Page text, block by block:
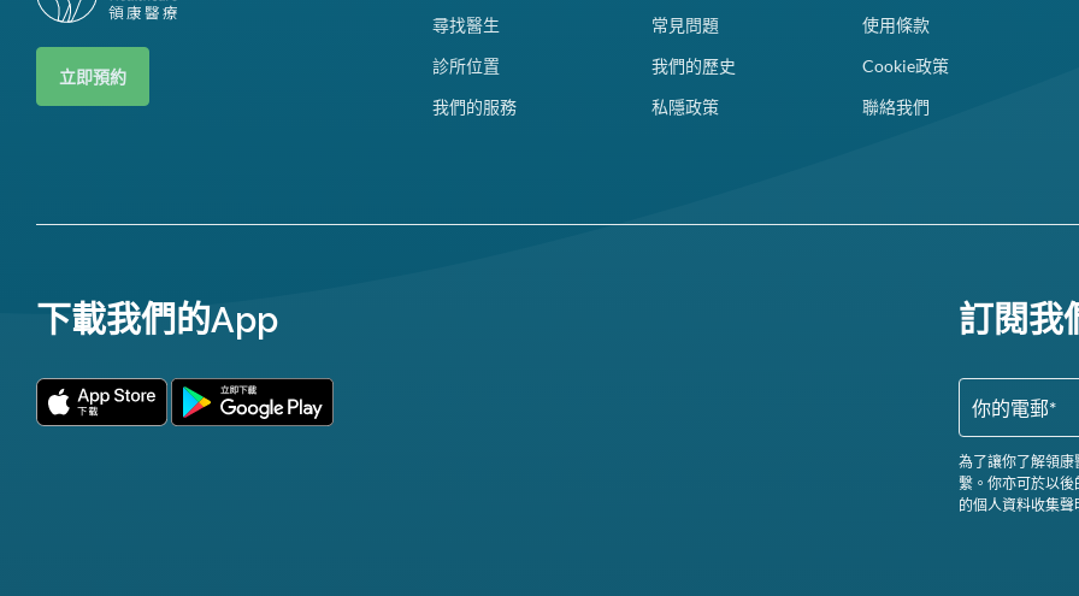
立即預約
尋找醫生
診所位置
我們的服務
常見問題
我們的歷史
私隱政策
使用條款
Cookie政策
聯絡我們
下載我們的App 訂閱我
為了讓你了解領
繫。你亦可於以
的個人資料收集